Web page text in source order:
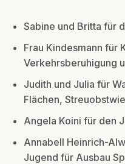
Sabine und Britta für
Frau Kindesmann für
Verkehrsberuhigung
Judith und Julia für
Flächen,
Angela Koini für den
Annabell Heinrich-
Jugend für Ausbau